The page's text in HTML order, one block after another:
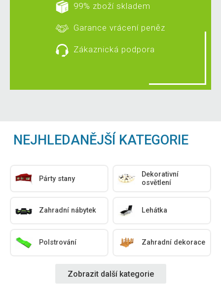
99% zboží skladem
Garance vrácení peněz
Zákaznická podpora
NEJHLEDANĚJŠÍ KATEGORIE
Párty stany
Dekorativní
osvětlení
Zahradní nábytek Lehátka
Polstrování Zahradní dekorace
Zobrazit další kategorie